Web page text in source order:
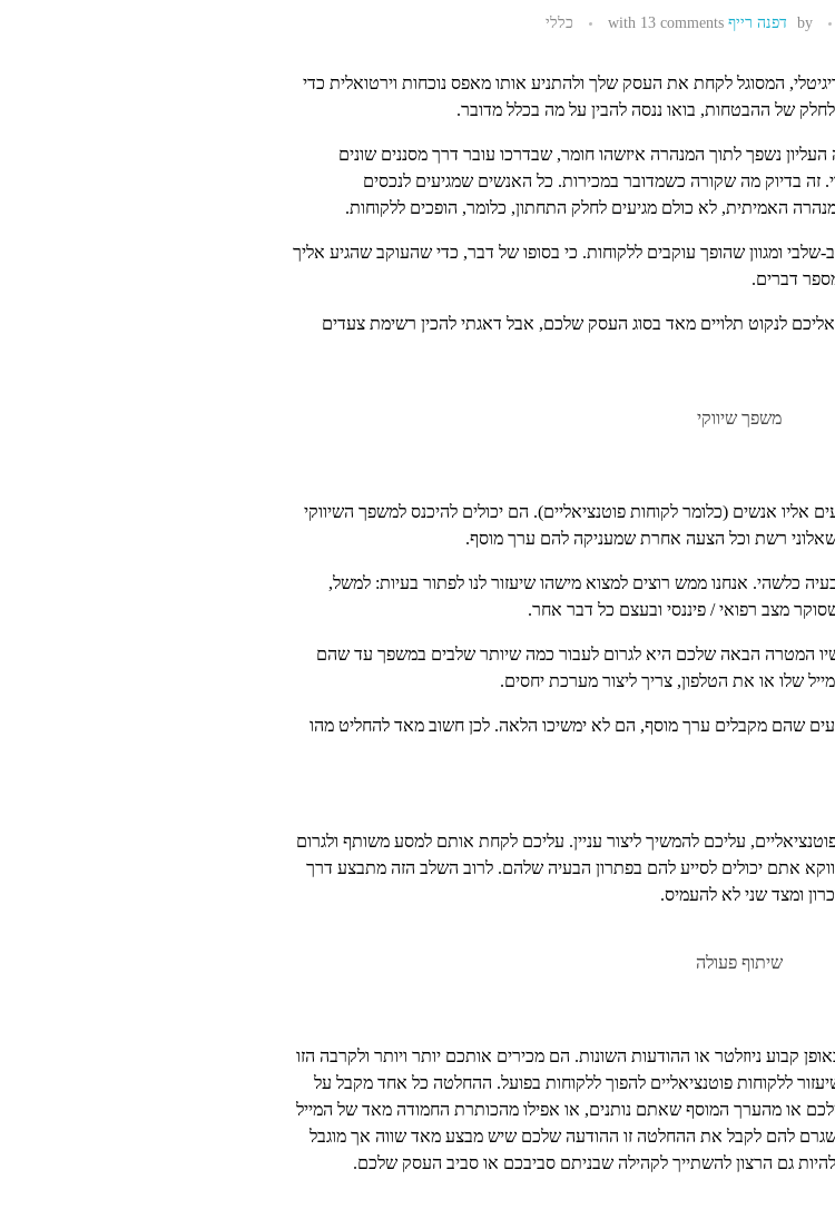
by דפנה רייף with 13 comments כללי
המסוגל לקחת את העסק שלך ולהתניע אותו מאפס נוכחות וירטואלית כדי
לחלק של ההבטחות, בואו ננסה להבין על מה בכלל מדובר.
נשפך לתוך המנהרה איזשהו חומר, שבדרכו עובר דרך מסננים שונים
בדיוק מה שקורה כשמדובר במכירות. כל האנשים שמגיעים לנכסים
האמיתית, לא כולם מגיעים לחלק התחתון, כלומר, הופכים ללקוחות.
ומגוון שהופך עוקבים ללקוחות. כי בסופו של דבר, כדי שהעוקב שהגיע אליך
דברים.
לנקוט תלויים מאד בסוג העסק שלכם, אבל דאגתי להכין רשימת צעדים
אליו אנשים (כלומר לקוחות פוטנציאליים). הם יכולים להיכנס למשפך השיווקי
שאלוני רשת וכל הצעה אחרת שמעניקה להם ערך מוסף.
כלשהי. אנחנו ממש רוצים למצוא מישהו שיעזור לנו לפתור בעיות: למשל,
מצב רפואי / פיננסי ובעצם כל דבר אחר.
המטרה הבאה שלכם היא לגרום לעבור כמה שיותר שלבים במשפך עד שהם
שלו או את הטלפון, צריך ליצור מערכת יחסים.
שהם מקבלים ערך מוסף, הם לא ימשיכו הלאה. לכן חשוב מאד להחליט מהו
עליכם להמשיך ליצור עניין. עליכם לקחת אותם למסע משותף ולגרום
אתם יכולים לסייע להם בפתרון הבעיה שלהם. לרוב השלב הזה מתבצע דרך
ומצד שני לא להעמיס.
קבוע ניוזלטר או ההודעות השונות. הם מכירים אותכם יותר ויותר ולקרבה הזו
ללקוחות פוטנציאליים להפוך ללקוחות בפועל. ההחלטה כל אחד מקבל על
או מהערך המוסף שאתם נותנים, או אפילו מהכותרת החמודה מאד של המייל
להם לקבל את ההחלטה זו ההודעה שלכם שיש מבצע מאד שווה אך מוגבל
להיות גם הרצון להשתייך לקהילה שבניתם סביבכם או סביב העסק שלכם.